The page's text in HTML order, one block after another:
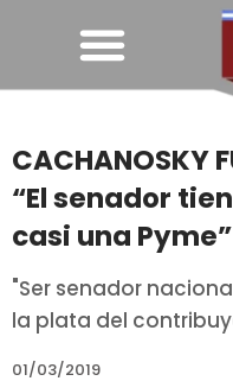
CACHANOSKY
“El senador
casi una Pyme”
"Ser senador
la plata del
01/03/2019